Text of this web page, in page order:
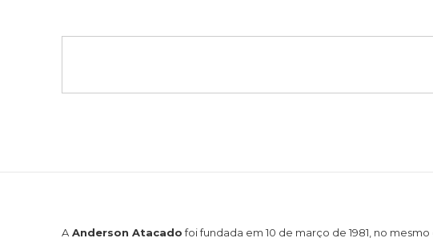
A Anderson Atacadofoi fundada em 10 de março de 1981, no